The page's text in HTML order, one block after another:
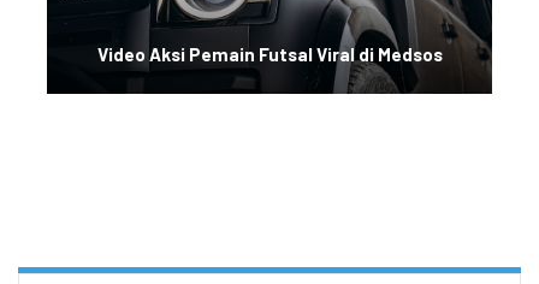
Video Aksi Pemain Futsal Viral di Medsos